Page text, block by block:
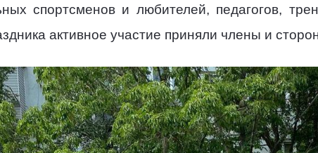
спортсменов и любителей, педагогов,
активное участие приняли члены и